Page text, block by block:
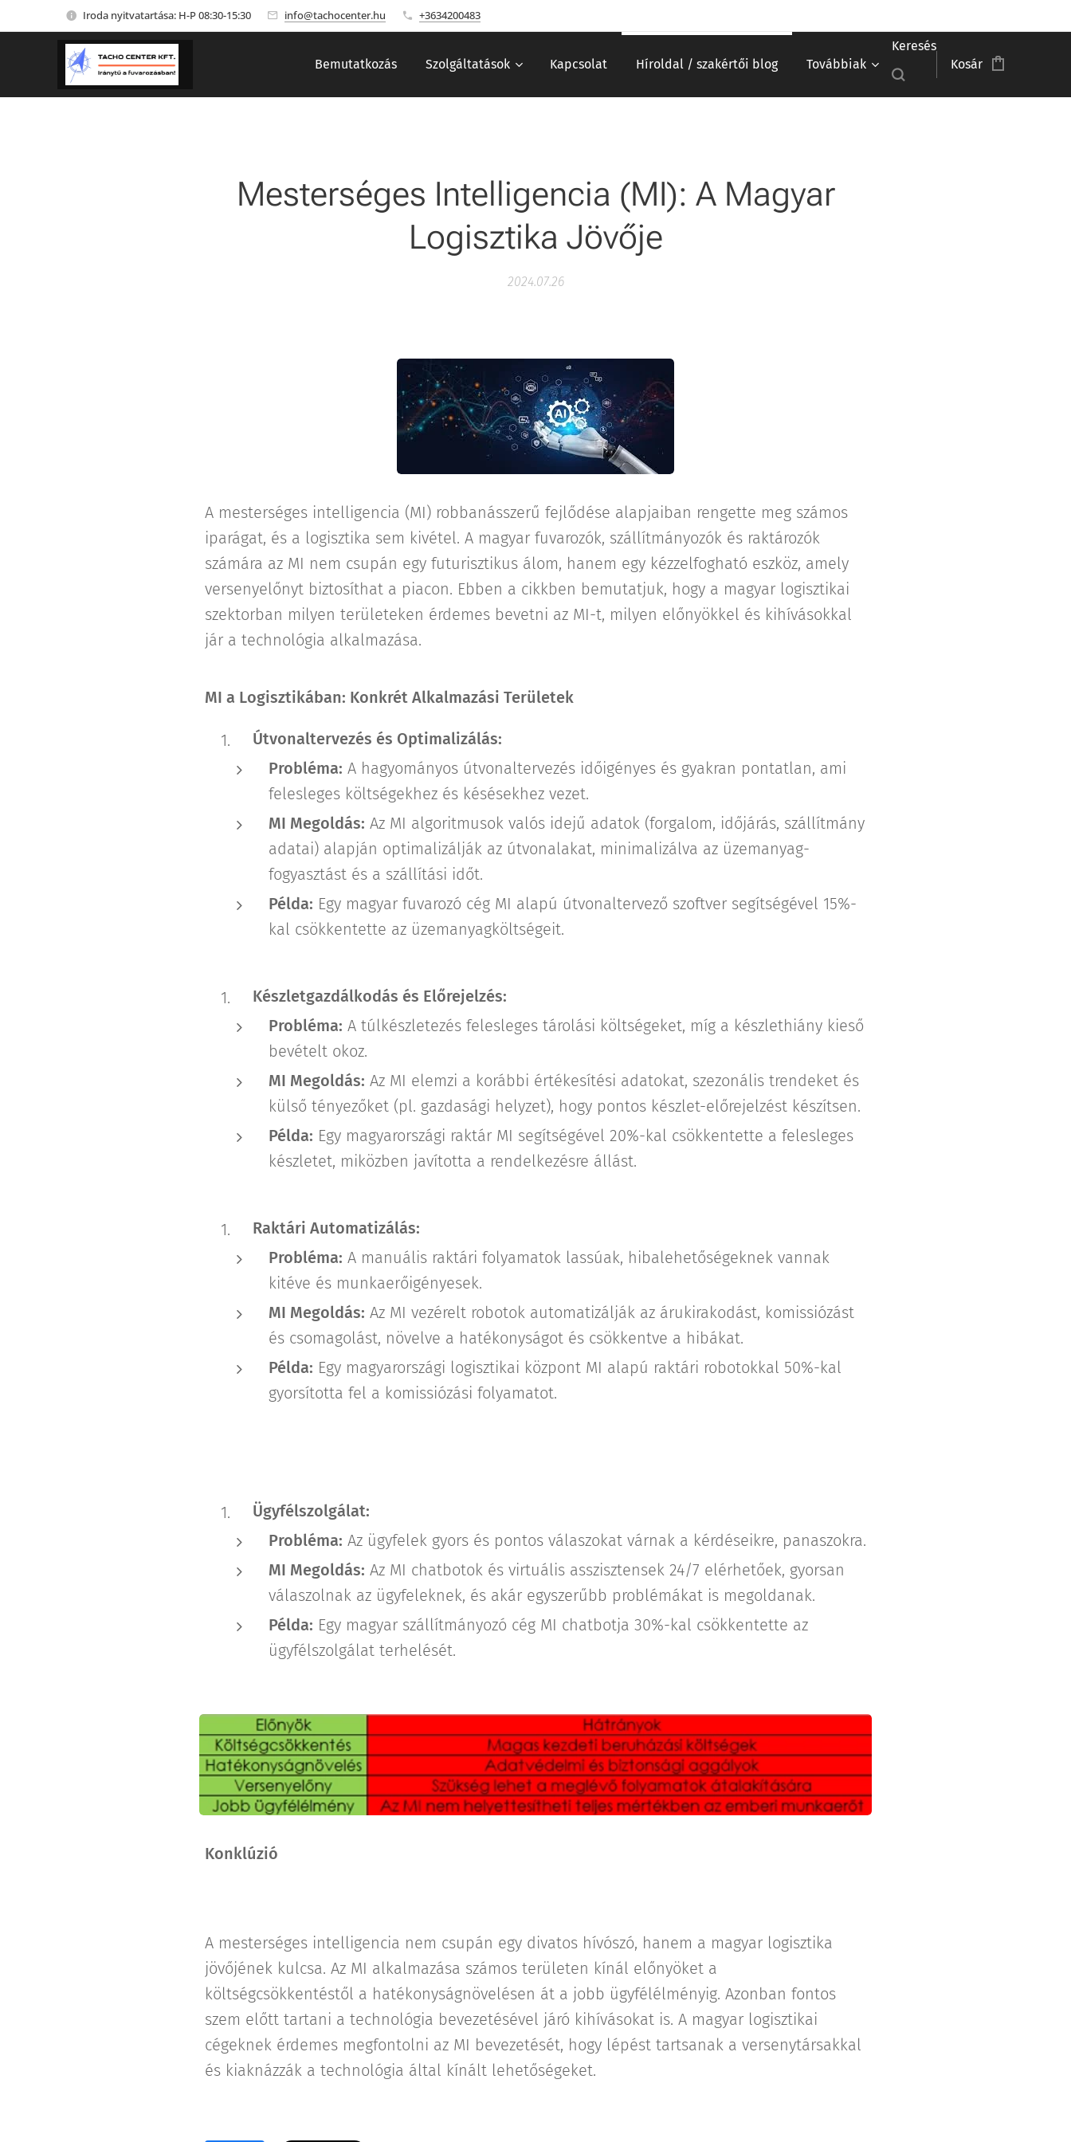
Iroda nyitvatartása: H-P 08:30-15:30 info@tachocenter.hu +3634200483
Bemutatkozás Szolgáltatások Kapcsolat Híroldal / szakértői blog Továbbiak
Keresés
Kosár
Mesterséges Intelligencia (MI): A Magyar
Logisztika Jövője
2024.07.26
A mesterséges intelligencia (MI) robbanásszerű fejlődése alapjaiban rengette meg számos
iparágat, és a logisztika sem kivétel. A magyar fuvarozók, szállítmányozók és raktározók
számára az MI nem csupán egy futurisztikus álom, hanem egy kézzelfogható eszköz, amely
versenyelőnyt biztosíthat a piacon. Ebben a cikkben bemutatjuk, hogy a magyar logisztikai
szektorban milyen területeken érdemes bevetni az MI-t, milyen előnyökkel és kihívásokkal
jár a technológia alkalmazása.
MI a Logisztikában: Konkrét Alkalmazási Területek
Útvonaltervezés és Optimalizálás:
Probléma: A hagyományos útvonaltervezés időigényes és gyakran pontatlan, ami
felesleges költségekhez és késésekhez vezet.
MI Megoldás: Az MI algoritmusok valós idejű adatok (forgalom, időjárás, szállítmány
adatai) alapján optimalizálják az útvonalakat, minimalizálva az üzemanyag-
fogyasztást és a szállítási időt.
Példa: Egy magyar fuvarozó cég MI alapú útvonaltervező szoftver segítségével 15%-
kal csökkentette az üzemanyagköltségeit.
Készletgazdálkodás és Előrejelzés:
Probléma: A túlkészletezés felesleges tárolási költségeket, míg a készlethiány kieső
bevételt okoz.
MI Megoldás: Az MI elemzi a korábbi értékesítési adatokat, szezonális trendeket és
külső tényezőket (pl. gazdasági helyzet), hogy pontos készlet-előrejelzést készítsen.
Példa: Egy magyarországi raktár MI segítségével 20%-kal csökkentette a felesleges
készletet, miközben javította a rendelkezésre állást.
Raktári Automatizálás:
Probléma: A manuális raktári folyamatok lassúak, hibalehetőségeknek vannak
kitéve és munkaerőigényesek.
MI Megoldás: Az MI vezérelt robotok automatizálják az árukirakodást, komissiózást
és csomagolást, növelve a hatékonyságot és csökkentve a hibákat.
Példa: Egy magyarországi logisztikai központ MI alapú raktári robotokkal 50%-kal
gyorsította fel a komissiózási folyamatot.
Ügyfélszolgálat:
Probléma: Az ügyfelek gyors és pontos válaszokat várnak a kérdéseikre, panaszokra.
MI Megoldás: Az MI chatbotok és virtuális asszisztensek 24/7 elérhetőek, gyorsan
válaszolnak az ügyfeleknek, és akár egyszerűbb problémákat is megoldanak.
Példa: Egy magyar szállítmányozó cég MI chatbotja 30%-kal csökkentette az
ügyfélszolgálat terhelését.
Konklúzió
A mesterséges intelligencia nem csupán egy divatos hívószó, hanem a magyar logisztika
jövőjének kulcsa. Az MI alkalmazása számos területen kínál előnyöket a
költségcsökkentéstől a hatékonyságnövelésen át a jobb ügyfélélményig. Azonban fontos
szem előtt tartani a technológia bevezetésével járó kihívásokat is. A magyar logisztikai
cégeknek érdemes megfontolni az MI bevezetését, hogy lépést tartsanak a versenytársakkal
és kiaknázzák a technológia által kínált lehetőségeket.